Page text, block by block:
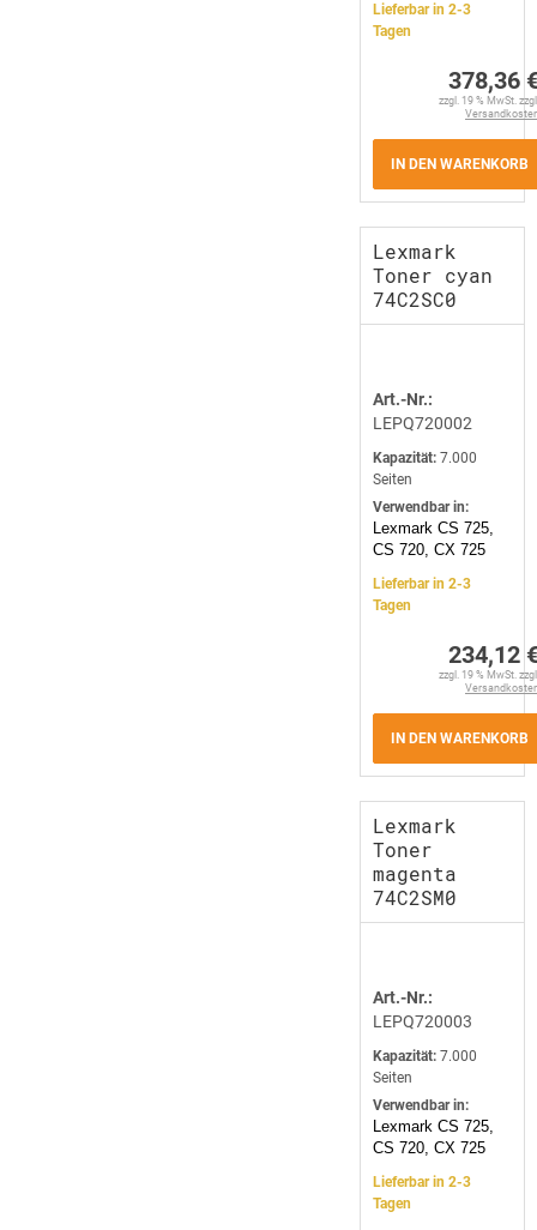
Lieferbar in 2-3
Tagen
378,36
zzgl. 19 % MwSt.
IN DEN WARENKORB
Lexmark
Toner cyan
74C2SC0
Art.-Nr.:
LEPQ720002
Kapazität: 7.000
Seiten
Verwendbar in:
Lexmark CS 725,
CS 720, CX 725
Lieferbar in 2-3
Tagen
234,12
zzgl. 19 % MwSt.
IN DEN WARENKORB
Lexmark
Toner
magenta
74C2SM0
Art.-Nr.:
LEPQ720003
Kapazität: 7.000
Seiten
Verwendbar in:
Lexmark CS 725,
CS 720, CX 725
Lieferbar in 2-3
Tagen